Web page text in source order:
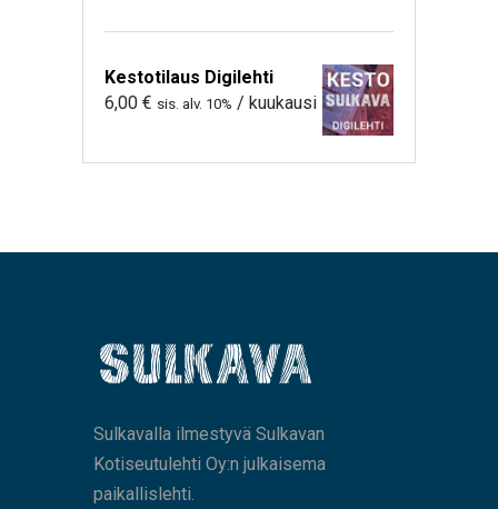
Kestotilaus Digilehti
6,00 € sis. alv. 10% / kuukausi
Sulkavalla ilmestyvä Sulkavan
Kotiseutulehti Oy:n julkaisema
paikallislehti.